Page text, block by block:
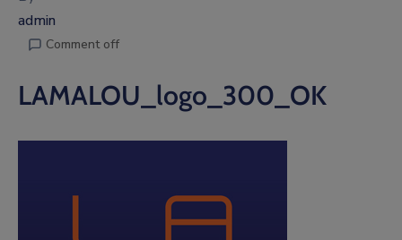
admin
Comment off
LAMALOU_logo_300_OK